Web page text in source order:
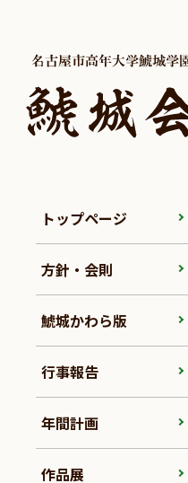
トップページ
方針・会則
鯱城かわら版
行事報告
年間計画
作品展